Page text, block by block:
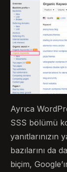
Ayrıca
SSS bölümü
yanıtlarınızın
bazılarını da
biçim,